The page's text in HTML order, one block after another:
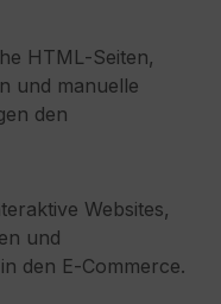
HTML‑Seiten,
und manuelle
den
Websites,
und
den E‑Commerce.